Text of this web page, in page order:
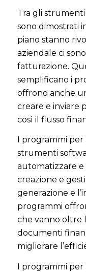
Tra gli
sono dimostrati
piano stanno
aziendale ci
fatturazione.
semplificano i
offrono anche
creare e inviare
così il flusso
I programmi
strumenti
automatizzare e
creazione e
generazione e
programmi
che vanno oltre
documenti
migliorare
I programmi